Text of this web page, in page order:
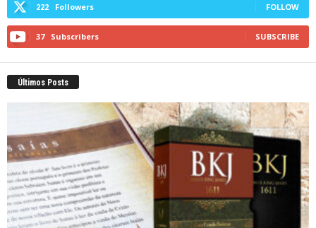
222 Followers FOLLOW
37 Subscribers SUBSCRIBE
Últimos Posts